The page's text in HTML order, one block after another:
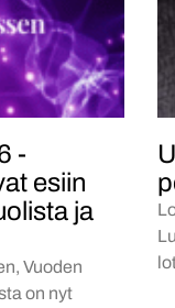
-
esiin
ja
Vuoden
on nyt